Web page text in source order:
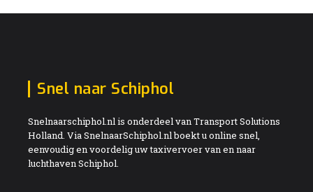
Snel naar Schiphol
Snelnaarschiphol.nl is onderdeel van Transport Solutions
Holland. Via SnelnaarSchiphol.nl boekt u online snel,
eenvoudig en voordelig uw taxivervoer van en naar
luchthaven Schiphol.